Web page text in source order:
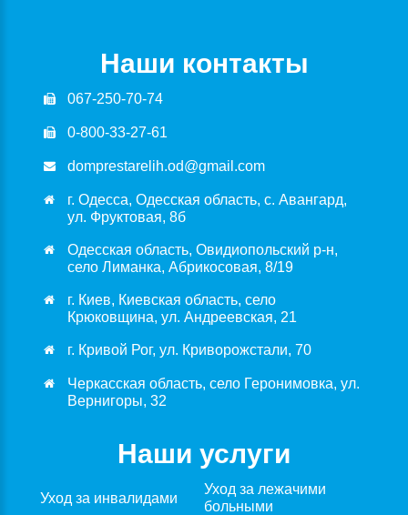
Наши контакты
067-250-70-74
0-800-33-27-61
domprestarelih.od@gmail.com
г. Одесса, Одесская область, с. Авангард,
ул. Фруктовая, 8б
Одесская область, Овидиопольский р-н,
село Лиманка, Абрикосовая, 8/19
г. Киев, Киевская область, село
Крюковщина, ул. Андреевская, 21
г. Кривой Рог, ул. Криворожстали, 70
Черкасская область, село Геронимовка, ул.
Вернигоры, 32
Наши услуги
Уход за инвалидами
Уход за лежачими
больными